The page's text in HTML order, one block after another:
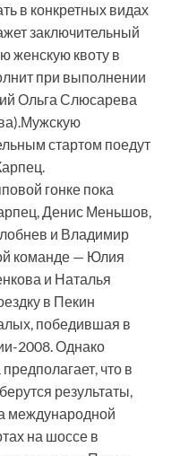
в конкретных видах
заключительный
женскую квоту в
при выполнении
Ольга Слюсарева
стартом поедут
гонке пока
Денис Меньшов,
и Владимир
команде — Юлия
и Наталья
в Пекин
победившая в
2008. Однако
что в
результаты,
международной
на шоссе в